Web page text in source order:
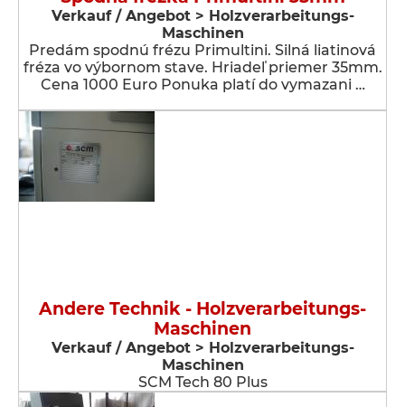
Verkauf / Angebot > Holzverarbeitungs-
Maschinen
Predám spodnú frézu Primultini. Silná liatinová
fréza vo výbornom stave. Hriadeľ priemer 35mm.
Cena 1000 Euro Ponuka platí do vymazani …
Andere Technik - Holzverarbeitungs-
Maschinen
Verkauf / Angebot > Holzverarbeitungs-
Maschinen
SCM Tech 80 Plus